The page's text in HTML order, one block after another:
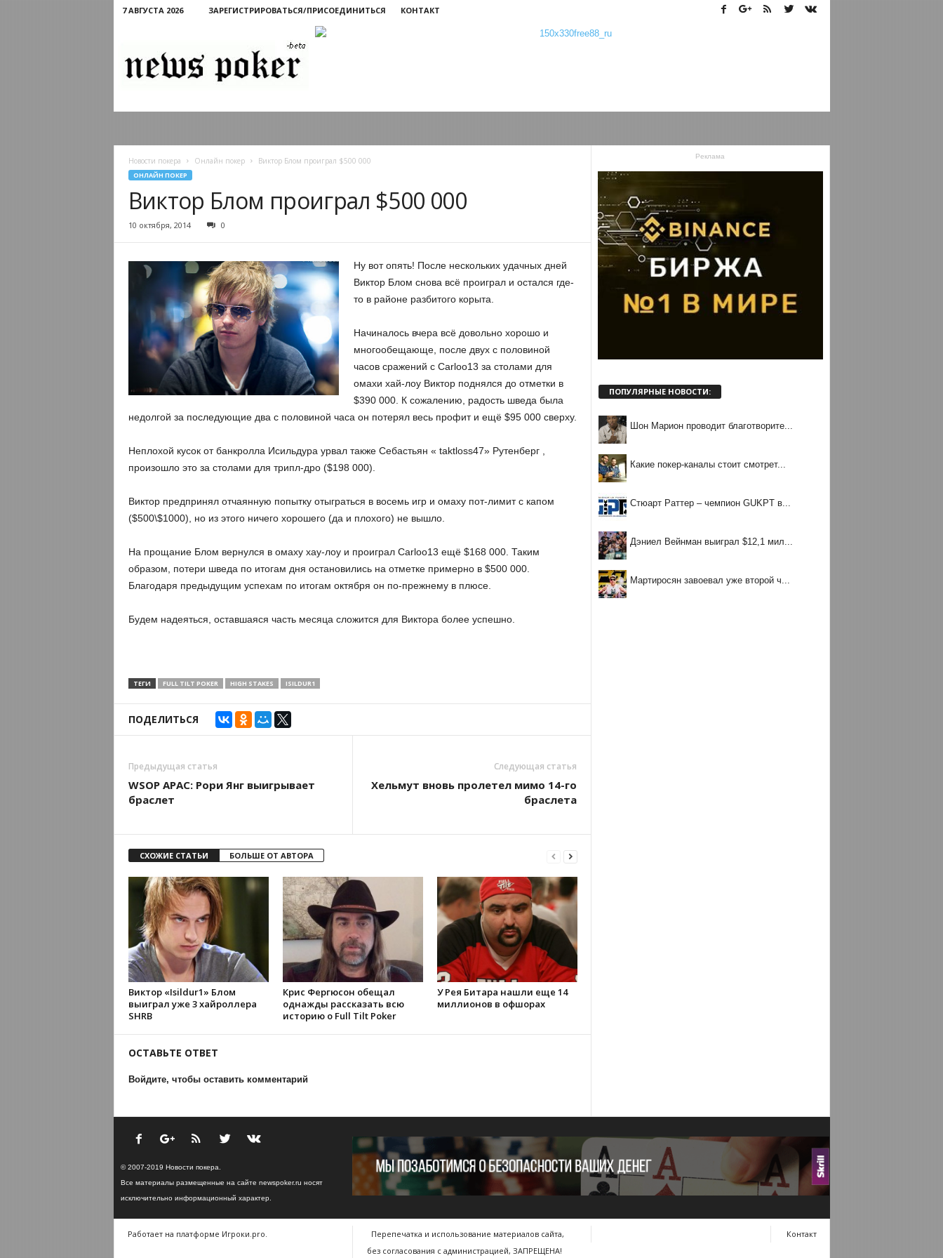
7 АВГУСТА 2026 ЗАРЕГИСТРИРОВАТЬСЯ/ПРИСОЕДИНИТЬСЯ КОНТАКТ
Новости покера Онлайн покер Виктор Блом проиграл $500 000
ОНЛАЙН ПОКЕР
Виктор Блом проиграл $500 000
10 октября, 2014 0
Ну вот опять! После нескольких удачных дней
Виктор Блом снова всё проиграл и остался где-
то в районе разбитого корыта.
Начиналось вчера всё довольно хорошо и
многообещающе, после двух с половиной
часов сражений с Carloo13 за столами для
омахи хай-лоу Виктор поднялся до отметки в
$390 000. К сожалению, радость шведа была
недолгой за последующие два с половиной часа он потерял весь профит и ещё $95 000 сверху.
Неплохой кусок от банкролла Исильдура урвал также Себастьян « taktloss47» Рутенберг ,
произошло это за столами для трипл-дро ($198 000).
Виктор предпринял отчаянную попытку отыграться в восемь игр и омаху пот-лимит с капом
($500\$1000), но из этого ничего хорошего (да и плохого) не вышло.
На прощание Блом вернулся в омаху хау-лоу и проиграл Carloo13 ещё $168 000. Таким
образом, потери шведа по итогам дня остановились на отметке примерно в $500 000.
Благодаря предыдущим успехам по итогам октября он по-прежнему в плюсе.
Будем надеяться, оставшаяся часть месяца сложится для Виктора более успешно.
ТЕГИ FULL TILT POKER HIGH STAKES ISILDUR1
ПОДЕЛИТЬСЯ
Предыдущая статья
WSOP APAC: Рори Янг выигрывает
браслет
Следующая статья
Хельмут вновь пролетел мимо 14-го
браслета
СХОЖИЕ СТАТЬИ БОЛЬШЕ ОТ АВТОРА
Виктор «Isildur1» Блом
выиграл уже 3 хайроллера
SHRB
Крис Фергюсон обещал
однажды рассказать всю
историю о Full Tilt Poker
У Рея Битара нашли еще 14
миллионов в офшорах
ОСТАВЬТЕ ОТВЕТ
Войдите, чтобы оставить комментарий
Реклама
ПОПУЛЯРНЫЕ НОВОСТИ:
Шон Марион проводит благотворите...
Какие покер-каналы стоит смотрет...
Стюарт Раттер – чемпион GUKPT в...
Дэниел Вейнман выиграл $12,1 мил...
Мартиросян завоевал уже второй ч...
© 2007-2019 Новости покера.
Все материалы размещенные на сайте newspoker.ru носят
исключительно информационный характер.
Работает на платформе Игроки.pro.
Перепечатка и использование материалов сайта,
без согласования с администрацией, ЗАПРЕЩЕНА!
Контакт